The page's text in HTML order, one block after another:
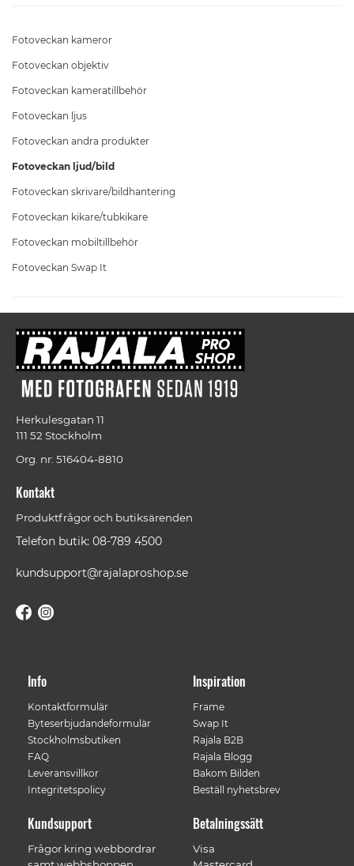
Fotoveckan kameror
Fotoveckan objektiv
Fotoveckan kameratillbehör
Fotoveckan ljus
Fotoveckan andra produkter
Fotoveckan ljud/bild
Fotoveckan skrivare/bildhantering
Fotoveckan kikare/tubkikare
Fotoveckan mobiltillbehör
Fotoveckan Swap It
Herkulesgatan 11
111 52 Stockholm
Org. nr: 516404-8810
Kontakt
Produktfrågor och butiksärenden
Telefon butik: 08-789 4500
kundsupport@rajalaproshop.se
Info
Kontaktformulär
Byteserbjudandeformulär
Stockholmsbutiken
FAQ
Leveransvillkor
Integritetspolicy
Inspiration
Frame
Swap It
Rajala B2B
Rajala Blogg
Bakom Bilden
Beställ nyhetsbrev
Betalningssätt
Visa
Kundsupport
Frågor kring webbordrar